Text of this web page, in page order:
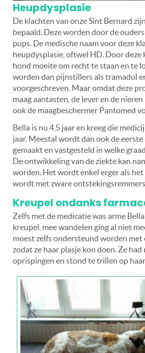
Heupdysplasie
De klachten van onze Sint Bernard
bepaald. Deze worden door de
pups. De medische naam voor deze
heupdysplasie, oftwel HD. Door deze
hond moeite om recht te staan en te
worden dan pijnstillers als tramadol
voorgeschreven. Maar omdat deze
maag aantasten, de lever en de
ook de maagbeschermer Pantomed
Bella is nu 4,5 jaar en kreeg die
jaar. Meestal wordt dan ook de eerste
gemaakt en vastgesteld in welke
De ontwikkeling van de ziekte kan
worden. Het wordt enkel erger als
wordt met zware
Kreupel ondanks
Zelfs met de medicatie was arme
kreupel, mee wandelen ging al niet
moest zelfs ondersteund worden met
zodat ze haar plasje kon doen. Ze had
oprispingen en stond te trillen op